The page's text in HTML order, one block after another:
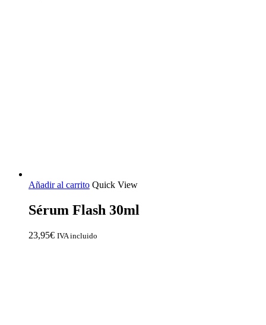
Añadir al carrito Quick View
Sérum Flash 30ml
23,95€ IVA incluido